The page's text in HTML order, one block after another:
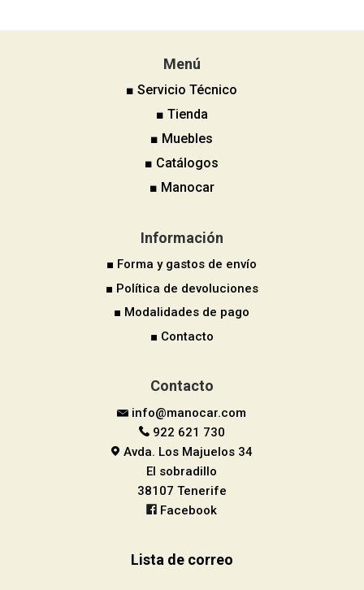
Menú
■ Servicio Técnico
■ Tienda
■ Muebles
■ Catálogos
■ Manocar
Información
■ Forma y gastos de envío
■ Política de devoluciones
■ Modalidades de pago
■ Contacto
Contacto
info@manocar.com
922 621 730
Avda. Los Majuelos 34
El sobradillo
38107 Tenerife
Facebook
Lista de correo